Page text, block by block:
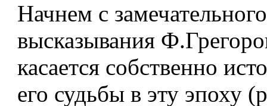
Начнем с замечательного
высказывания
касается собственно
его судьбы в эту эпоху